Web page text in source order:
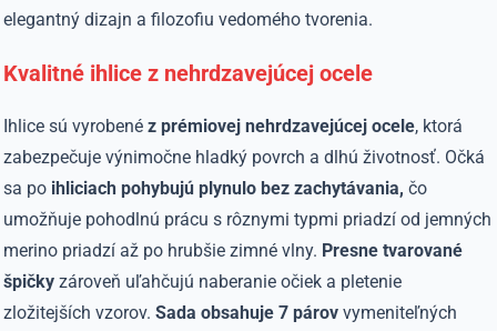
elegantný dizajn a filozofiu vedomého tvorenia.
Kvalitné ihlice z nehrdzavejúcej ocele
Ihlice sú vyrobenéz prémiovej nehrdzavejúcej ocele, ktorá
zabezpečuje výnimočne hladký povrch a dlhú životnosť. Očká
sa po ihliciach pohybujú plynulo bez zachytávania, čo
umožňuje pohodlnú prácu s rôznymi typmi priadzí od jemných
merino priadzí až po hrubšie zimné vlny. Presne tvarované
špičky zároveň uľahčujú naberanie očiek a pletenie
zložitejších vzorov.Sada obsahuje 7 párov vymeniteľných